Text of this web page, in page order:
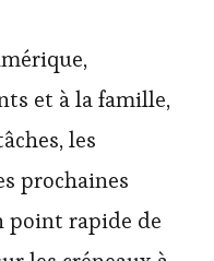
et à la famille,
les
prochaines
point rapide de